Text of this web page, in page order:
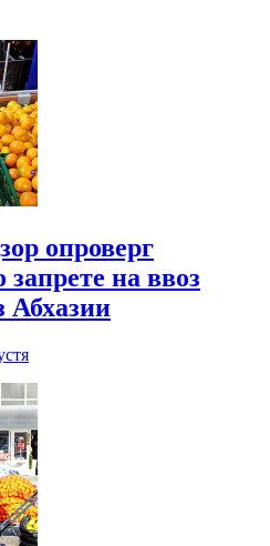
опроверг
на ввоз
Абхазии